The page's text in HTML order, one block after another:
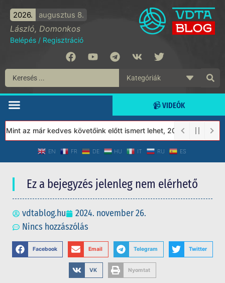
2026. augusztus 8.
László, Domonkos
Belépés / Regisztráció
📹 VIDEÓK
az már kedves követőink előtt ismert lehet, 2023-tól a Védett
EN FR DE HU IT RU ES
Ez a bejegyzés jelenleg nem elérhető
vdtablog.hu
2024. november 26.
Nincs hozzászólás
Facebook Email Telegram Twitter
VK Nyomtat